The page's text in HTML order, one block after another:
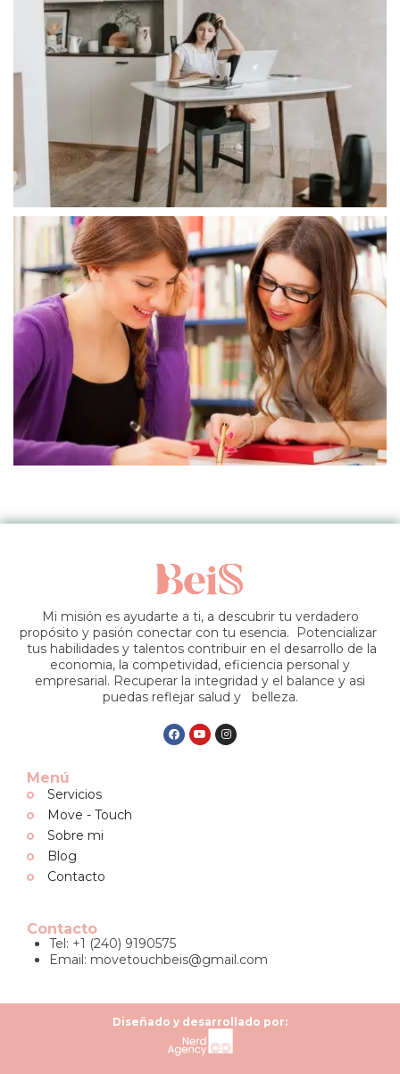
Mi misión es ayudarte a ti, a descubrir tu verdadero
propósito y pasión conectar con tu esencia. Potencializar
tus habilidades y talentos contribuir en el desarrollo de la
economia, la competividad, eficiencia personal y
empresarial. Recuperar la integridad y el balance y asi
puedas reflejar salud y belleza.
Menú
Servicios
Move - Touch
Sobre mi
Blog
Contacto
Contacto
Tel: +1 (240) 9190575
Email: movetouchbeis@gmail.com
Diseñado y desarrollado por: